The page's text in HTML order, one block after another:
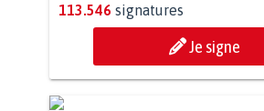
113.546 signatures
Je signe